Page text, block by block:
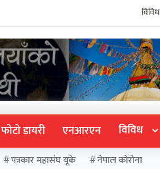
विविध
फोटो डायरी एनआरएन विविध
पत्रकार महासंघ यूके नेपाल कोरोना